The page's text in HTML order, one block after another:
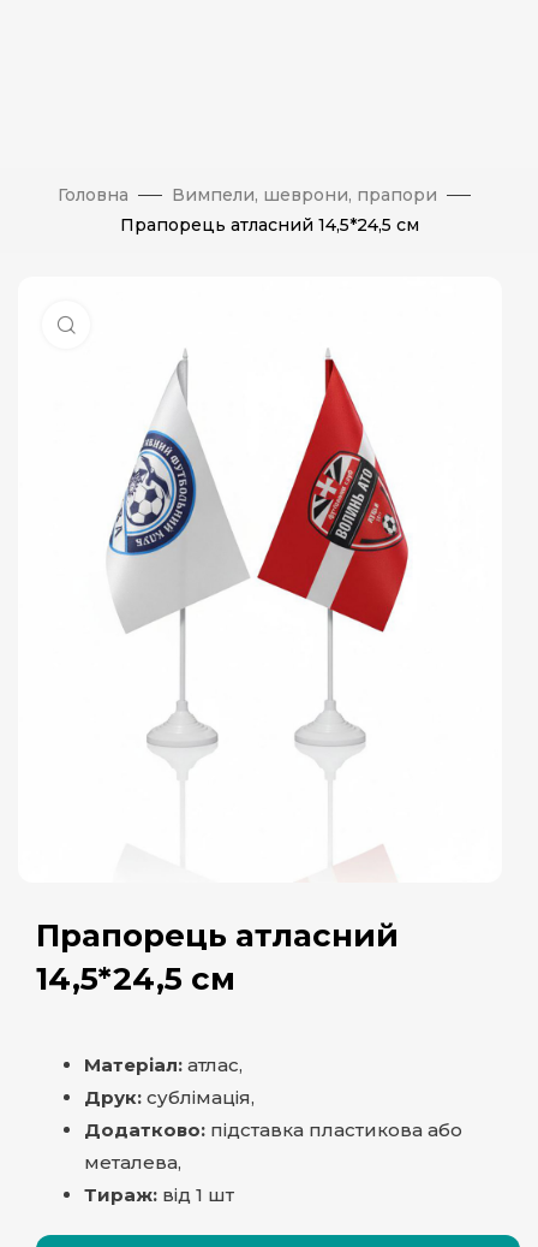
Головна
Вимпели, шеврони, прапори
Прапорець атласний 14,5*24,5 см
Прапорець атласний
14,5*24,5 см
Матеріал: атлас,
Друк: сублімація,
Додатково: підставка пластикова або
металева,
Тираж: від 1 шт